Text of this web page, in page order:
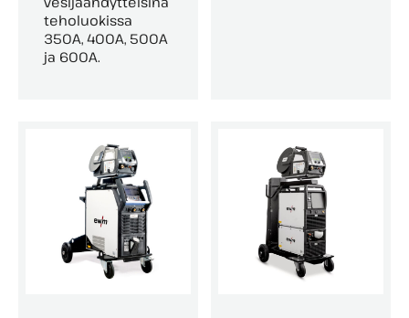
teholuokissa
350A, 400A, 500A
ja 600A.